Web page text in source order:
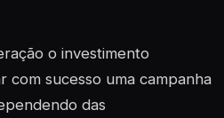
o investimento
com sucesso uma campanha
das